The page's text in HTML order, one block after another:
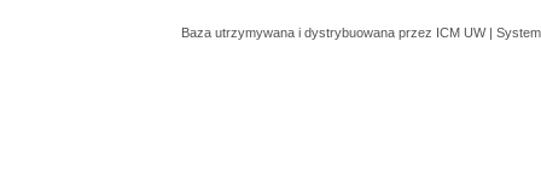
Baza utrzymywana i dystrybuowana przez ICM UW |